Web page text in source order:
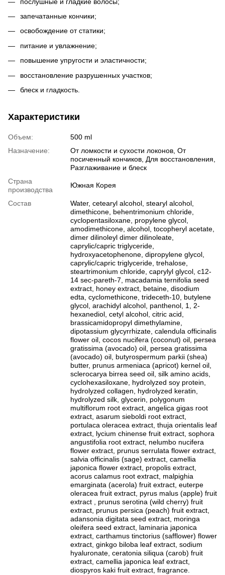
запечатанные кончики;
освобождение от статики;
питание и увлажнение;
повышение упругости и эластичности;
восстановление разрушенных участков;
блеск и гладкость.
Характеристики
Объем:
500 ml
Назначение:
От ломкости и сухости локонов, От
посиченный кончиков, Для восстановления,
Разглаживание и блеск
Страна
производства
Южная Корея
Состав
Water, cetearyl alcohol, stearyl alcohol,
dimethicone, behentrimonium chloride,
cyclopentasiloxane, propylene glycol,
amodimethicone, alcohol, tocopheryl acetate,
dimer dilinoleyl dimer dilinoleate,
caprylic/capric triglyceride,
hydroxyacetophenone, dipropylene glycol,
caprylic/capric triglyceride, trehalose,
steartrimonium chloride, caprylyl glycol, c12-
14 sec-pareth-7, macadamia ternifolia seed
extract, honey extract, betaine, disodium
edta, cyclomethicone, trideceth-10, butylene
glycol, arachidyl alcohol, panthenol, 1, 2-
hexanediol, cetyl alcohol, citric acid,
brassicamidopropyl dimethylamine,
dipotassium glycyrrhizate, calendula officinalis
flower oil, cocos nucifera (coconut) oil, persea
gratissima (avocado) oil, persea gratissima
(avocado) oil, butyrospermum parkii (shea)
butter, prunus armeniaca (apricot) kernel oil,
sclerocarya birrea seed oil, silk amino acids,
cyclohexasiloxane, hydrolyzed soy protein,
hydrolyzed collagen, hydrolyzed keratin,
hydrolyzed silk, glycerin, polygonum
multiflorum root extract, angelica gigas root
extract, asarum sieboldi root extract,
portulaca oleracea extract, thuja orientalis leaf
extract, lycium chinense fruit extract, sophora
angustifolia root extract, nelumbo nucifera
flower extract, prunus serrulata flower extract,
salvia officinalis (sage) extract, camellia
japonica flower extract, propolis extract,
acorus calamus root extract, malpighia
emarginata (acerola) fruit extract, euterpe
oleracea fruit extract, pyrus malus (apple) fruit
extract , prunus serotina (wild cherry) fruit
extract, prunus persica (peach) fruit extract,
adansonia digitata seed extract, moringa
oleifera seed extract, laminaria japonica
extract, carthamus tinctorius (safflower) flower
extract, ginkgo biloba leaf extract, sodium
hyaluronate, ceratonia siliqua (carob) fruit
extract, camellia japonica leaf extract,
diospyros kaki fruit extract, fragrance.